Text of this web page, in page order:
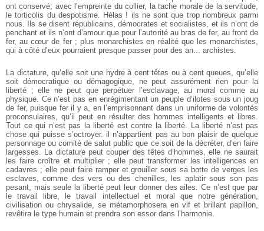
ont conservé, avec l’empreinte du collier, la tache morale de la servitude,
le torticolis du despotisme. Hélas ! ils ne sont que trop nombreux parmi
nous. Ils se disent républicains, démocrates et socialistes, et ils n’ont de
penchant et ils n’ont d’amour que pour l’autorité au bras de fer, au front de
fer, au cœur de fer ; plus monarchistes en réalité que les monarchistes,
qui à côté d’eux pourraient presque passer pour des an... archistes.
La dictature, qu’elle soit une hydre à cent têtes ou à cent queues, qu’elle
soit démocratique ou démagogique, ne peut assurément rien pour la
liberté ; elle ne peut que perpétuer l’esclavage, au moral comme au
physique. Ce n’est pas en enrégimentant un peuple d’ilotes sous un joug
de fer, puisque fer il y a, en l’emprisonnant dans un uniforme de volontés
proconsulaires, qu’il peut en résulter des hommes intelligents et libres.
Tout ce qui n’est pas la liberté est contre la liberté. La liberté n’est pas
chose qui puisse s’octroyer. il n’appartient pas au bon plaisir de quelque
personnage ou comité de salut public que ce soit de la décréter, d’en faire
largesses. La dictature peut couper des têtes d’hommes, elle ne saurait
les faire croître et multiplier ; elle peut transformer les intelligences en
cadavres ; elle peut faire ramper et grouiller sous sa botte de verges les
esclaves, comme des vers ou des chenilles, les aplatir sous son pas
pesant, mais seule la liberté peut leur donner des ailes. Ce n’est que par
le travail libre, le travail intellectuel et moral que notre génération,
civilisation ou chrysalide, se métamorphosera en vif et brillant papillon,
revêtira le type humain et prendra son essor dans l’harmonie.